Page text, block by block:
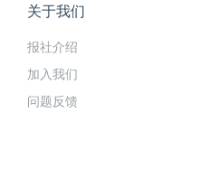
关于我们
报社介绍
加入我们
问题反馈